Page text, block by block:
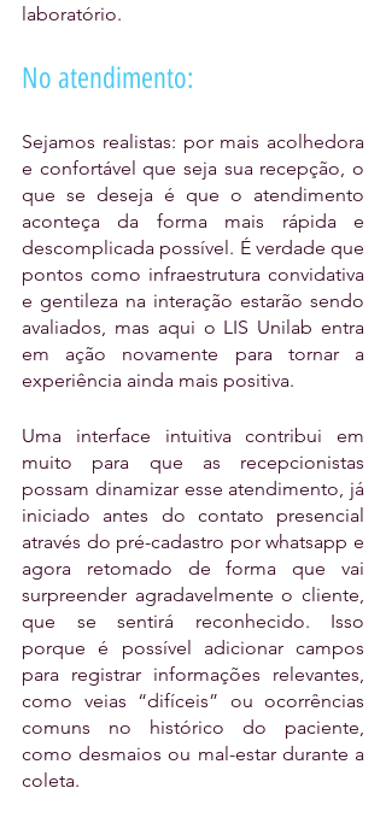
laboratório.
No atendimento:
Sejamos realistas: por mais acolhedora
e confortável que seja sua recepção, o
que se deseja é que o atendimento
aconteça da forma mais rápida e
descomplicada possível. É verdade que
pontos como infraestrutura convidativa
e gentileza na interação estarão sendo
avaliados, mas aqui o LIS Unilab entra
em ação novamente para tornar a
experiência ainda mais positiva.
Uma interface intuitiva contribui em
muito para que as recepcionistas
possam dinamizar esse atendimento, já
iniciado antes do contato presencial
através do pré-cadastro por whatsapp e
agora retomado de forma que vai
surpreender agradavelmente o cliente,
que se sentirá reconhecido. Isso
porque é possível adicionar campos
para registrar informações relevantes,
como veias “difíceis” ou ocorrências
comuns no histórico do paciente,
como desmaios ou mal-estar durante a
coleta.